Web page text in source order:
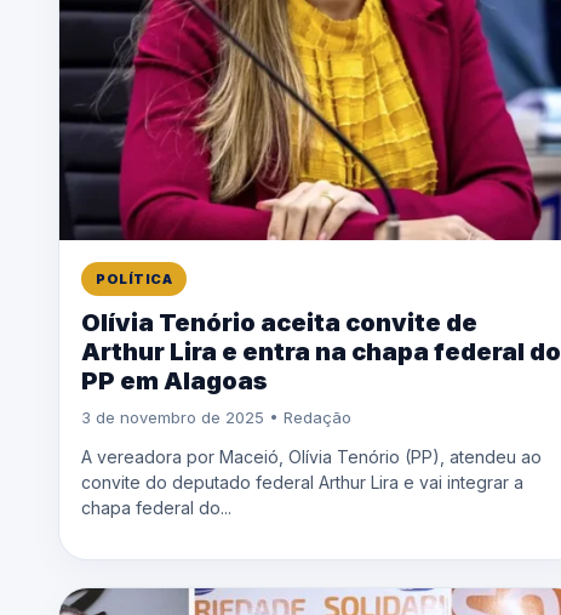
POLÍTICA
Olívia Tenório aceita convite de
Arthur Lira e entra na chapa federal do
PP em Alagoas
3 de novembro de 2025 • Redação
A vereadora por Maceió, Olívia Tenório (PP), atendeu ao
convite do deputado federal Arthur Lira e vai integrar a
chapa federal do...